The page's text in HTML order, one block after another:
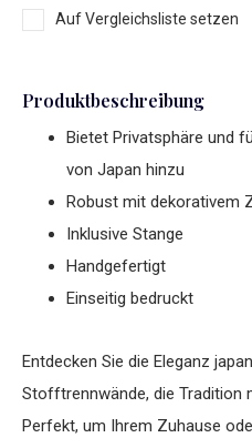
Auf Vergleichsliste setzen
Produktbeschreibung
Bietet Privatsphäre und
von Japan hinzu
Robust mit dekorativem
Inklusive Stange
Handgefertigt
Einseitig bedruckt
Entdecken Sie die Eleganz
Stofftrennwände, die Tradition
Perfekt, um Ihrem Zuhause